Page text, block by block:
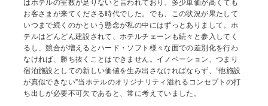
はホテルの室数が足りないと言われており、多少単価が高くても
お客さまが来てくださる時代でした。でも、この状況が果たして
いつまで続くのかという懸念が私の中にはずっとありまして。ホ
テルはどんどん建設されて、ホテルチェーンも続々と参入してく
るし、競合が増えるとハード・ソフト様々な面での差別化を行わ
なければ、勝ち抜くことはできません。イノベーション、つまり
宿泊施設としての新しい価値を生み出さなければならず、”他施設
が真似できない”当ホテルのオリジナリティ溢れるコンセプトの打
ち出しが必要不可欠であると、常に考えていました。